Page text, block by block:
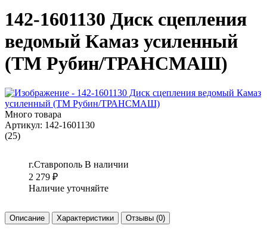
142-1601130 Диск сцепления
ведомый Камаз усиленный
(ТМ Рубин/ТРАНСМАШ)
Много товара
Артикул: 142-1601130
(25)
г.Ставрополь В наличии
2 279 ₽
Наличие уточняйте
Описание Характеристики Отзывы (0)